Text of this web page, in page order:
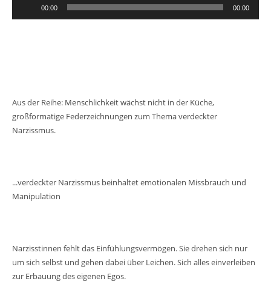
00:00 00:00
Aus der Reihe: Menschlichkeit wächst nicht in der Küche,
großformatige Federzeichnungen zum Thema verdeckter
Narzissmus.
...verdeckter Narzissmus beinhaltet emotionalen Missbrauch und
Manipulation
Narzisstinnen fehlt das Einfühlungsvermögen. Sie drehen sich nur
um sich selbst und gehen dabei über Leichen. Sich alles einverleiben
zur Erbauung des eigenen Egos.